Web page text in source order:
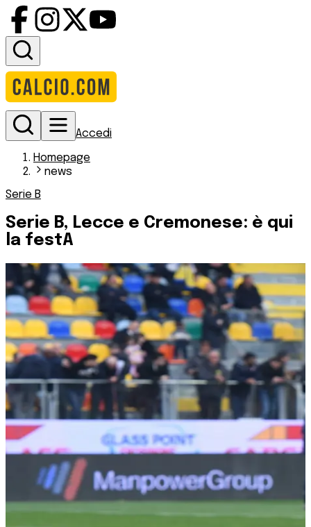
Accedi
Homepage
news
Serie B
Serie B, Lecce e Cremonese: è qui
la festA